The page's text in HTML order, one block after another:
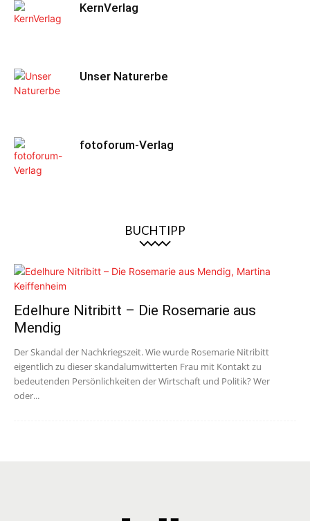
KernVerlag
Unser Naturerbe
fotoforum-Verlag
BUCHTIPP
Edelhure Nitribitt – Die Rosemarie aus
Mendig
Der Skandal der Nachkriegszeit. Wie wurde Rosemarie Nitribitt
eigentlich zu dieser skandalumwitterten Frau mit Kontakt zu
bedeutenden Persönlichkeiten der Wirtschaft und Politik? Wer
oder...